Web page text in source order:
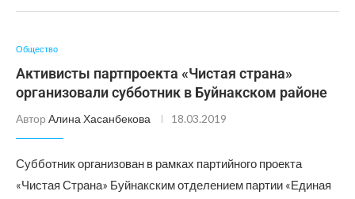
Общество
Активисты партпроекта «Чистая страна»
организовали субботник в Буйнакском районе
Автор Алина Хасанбекова 18.03.2019
Субботник организован в рамках партийного проекта
«Чистая Страна» Буйнакским отделением партии «Единая